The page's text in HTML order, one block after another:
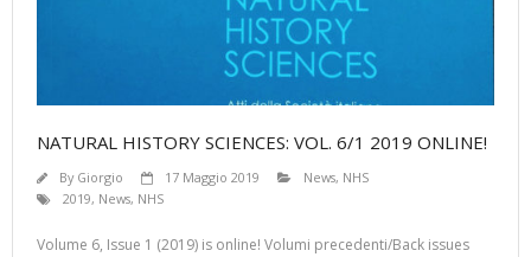
NATURAL HISTORY SCIENCES: VOL. 6/1 2019 ONLINE!
By Giorgio 17 Maggio 2019 News, NHS
2019, News, NHS
Volume 6, Issue 1 (2019) is online! Volumi precedenti/Back issues